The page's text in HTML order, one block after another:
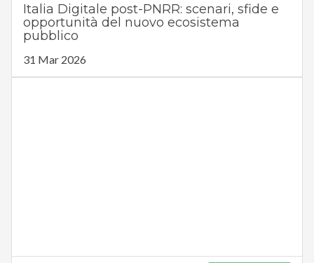
Italia Digitale post-PNRR: scenari, sfide e
opportunità del nuovo ecosistema
pubblico
31 Mar 2026